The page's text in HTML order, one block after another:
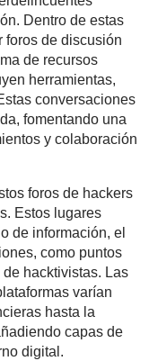
Dentro de estas
foros de discusión
de recursos
herramientas,
conversaciones
fomentando una
y colaboración
foros de hackers
Estos lugares
de información, el
como puntos
hacktivistas. Las
varían
hasta la
capas de
digital.